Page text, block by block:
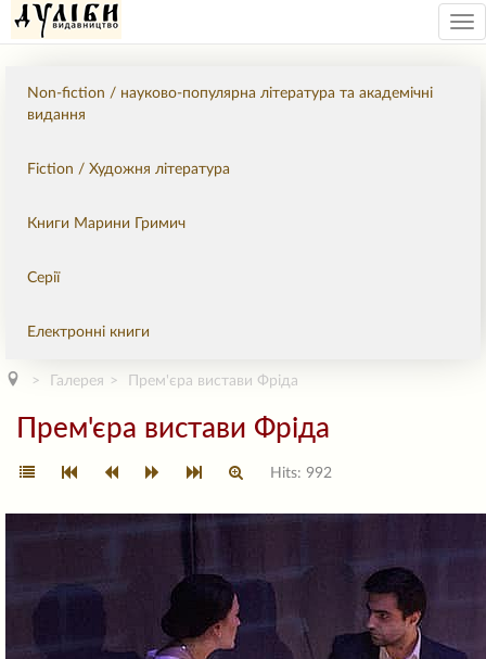
Non-fiction / науково-популярна література та академічні
видання
Fiction / Художня література
Книги Марини Гримич
Серії
Електронні книги
Галерея Прем'єра вистави Фріда
Прем'єра вистави Фріда
Hits: 992